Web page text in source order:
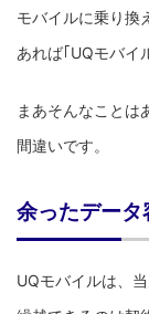
モバイルに乗り換
あれば｢UQモバイ
まあそんなことは
間違いです。
余ったデー
UQモバイルは、